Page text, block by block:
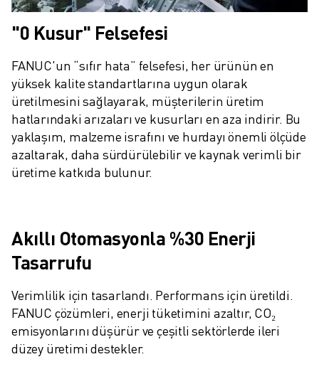
"0 Kusur" Felsefesi
FANUC'un “sıfır hata” felsefesi, her ürünün en
yüksek kalite standartlarına uygun olarak
üretilmesini sağlayarak, müşterilerin üretim
hatlarındaki arızaları ve kusurları en aza indirir. Bu
yaklaşım, malzeme israfını ve hurdayı önemli ölçüde
azaltarak, daha sürdürülebilir ve kaynak verimli bir
üretime katkıda bulunur.
Akıllı Otomasyonla %30 Enerji
Tasarrufu
Verimlilik için tasarlandı. Performans için üretildi.
FANUC çözümleri, enerji tüketimini azaltır, CO₂
emisyonlarını düşürür ve çeşitli sektörlerde ileri
düzey üretimi destekler.